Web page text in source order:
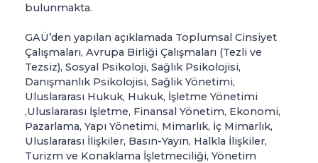
bulunmakta.
GAÜ’den yapılan açıklamada Toplumsal Cinsiyet
Çalışmaları, Avrupa Birliği Çalışmaları (Tezli ve
Tezsiz), Sosyal Psikoloji, Sağlık Psikolojisi,
Danışmanlık Psikolojisi, Sağlik Yönetimi,
Uluslararası Hukuk, Hukuk, İşletme Yönetimi
,Uluslararası İşletme, Finansal Yönetim, Ekonomi,
Pazarlama, Yapı Yönetimi, Mimarlık, İç Mimarlık,
Uluslararası İlişkiler, Basın-Yayın, Halkla İlişkiler,
Turizm ve Konaklama İşletmeciliği, Yönetim